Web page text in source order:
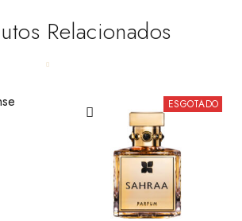
Relacionados
ESGOTADO